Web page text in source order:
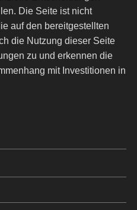
Die Seite ist nicht
auf den bereitgestellten
die Nutzung dieser Seite
zu und erkennen die
mit Investitionen in